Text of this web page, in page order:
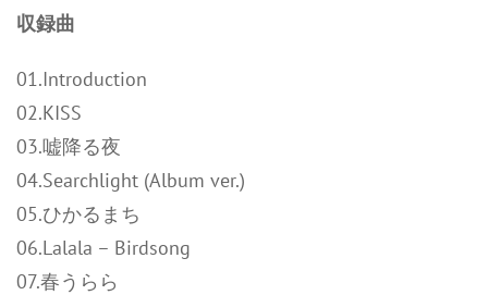
収録曲
01.Introduction
02.KISS
03.嘘降る夜
04.Searchlight (Album ver.)
05.ひかるまち
06.Lalala – Birdsong
07.春うらら